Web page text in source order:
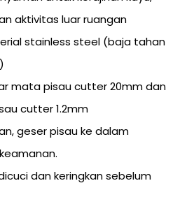
aktivitas luar ruangan
stainless steel (baja tahan
mata pisau cutter 20mm dan
cutter 1.2mm
geser pisau ke dalam
dan keringkan sebelum